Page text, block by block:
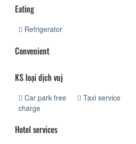
Eating
Refrigerator
Convenient
KS loại dịch vuj
Car park free
charge
Taxi service
Hotel services